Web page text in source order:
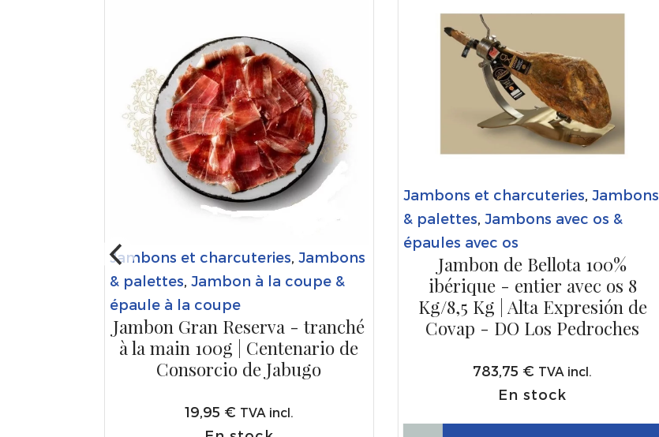
Jambons et charcuteries Jambons
& palettes Jambon à la coupe &
épaule à la coupe
Jambon Gran Reserva - tranché
à la main 100g | Centenario de
Consorcio de Jabugo
19,95 € TVA incl.
Jambons et charcuteries Jambons
& palettes Jambons avec os &
épaules avec os
Jambon de Bellota 100%
ibérique - entier avec os 8
Kg/8,5 Kg | Alta Expresión de
Covap - DO Los Pedroches
783,75 € TVA incl.
En stock